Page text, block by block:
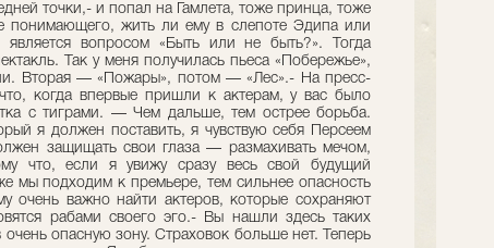
точки,- и попал на Гамлета, тоже принца, тоже
понимающего, жить ли ему в слепоте Эдипа или
вопросом «Быть или не быть?». Тогда
Так у меня получилась пьеса «Побережье»,
Вторая — «Пожары», потом — «Лес».- На пресс-
когда впервые пришли к актерам, у вас было
с тиграми. — Чем дальше, тем острее борьба.
я должен поставить, я чувствую себя Персеем
защищать свои глаза — размахивать мечом,
что, если я увижу сразу весь свой будущий
мы подходим к премьере, тем сильнее опасность
очень важно найти актеров, которые сохраняют
рабами своего эго.- Вы нашли здесь таких
опасную зону. Страховок больше нет. Теперь